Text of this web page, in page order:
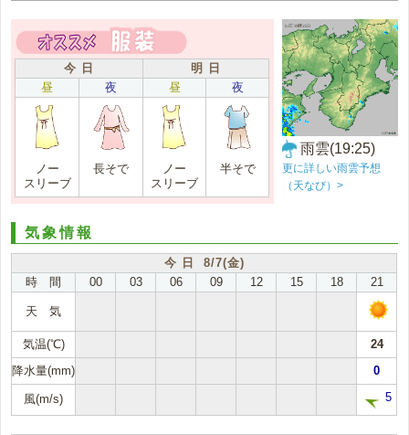
今 日
明 日
昼
夜 昼 夜
ノー
スリーブ
長そで
ノー
スリーブ
半そで
雨雲(19:25)
更に詳しい雨雲予想
（天なび）>
気象情報
今 日 8/7(金)
時 間
00 03 06 09 12 15 18 21
天 気
気温(℃)
24
降水量(mm)
0
風(m/s) 5